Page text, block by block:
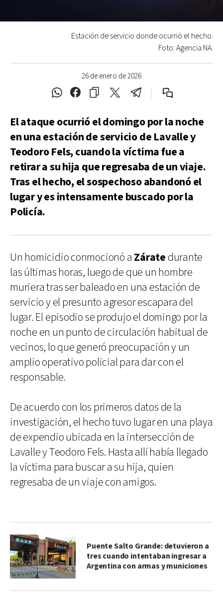
26 de enero de 2026
Estación de servicio donde ocurrió el hecho.
Foto: Agencia NA.
El ataque ocurrió el domingo por la noche
en una estación de servicio de Lavalle y
Teodoro Fels, cuando la víctima fue a
retirar a su hija que regresaba de un viaje.
Tras el hecho, el sospechoso abandonó el
lugar y es intensamente buscado por la
Policía.
Un homicidio conmocionó a Zárate durante
las últimas horas, luego de que un hombre
muriera tras ser baleado en una estación de
servicio y el presunto agresor escapara del
lugar. El episodio se produjo el domingo por la
noche en un punto de circulación habitual de
vecinos, lo que generó preocupación y un
amplio operativo policial para dar con el
responsable.
De acuerdo con los primeros datos de la
investigación, el hecho tuvo lugar en una playa
de expendio ubicada en la intersección de
Lavalle y Teodoro Fels. Hasta allí había llegado
la víctima para buscar a su hija, quien
regresaba de un viaje con amigos.
Puente Salto Grande: detuvieron a
tres cuando intentaban ingresar a
Argentina con armas y municiones